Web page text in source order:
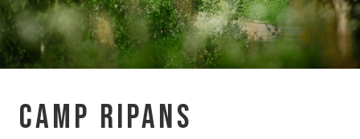
Camping
MAT & DRYCK
AURORA SPA
Sparitualen Stävan
Camp Ripans